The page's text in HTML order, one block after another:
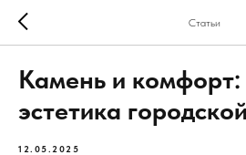
Статьи
Камень и комфорт:
эстетика
12.05.2025